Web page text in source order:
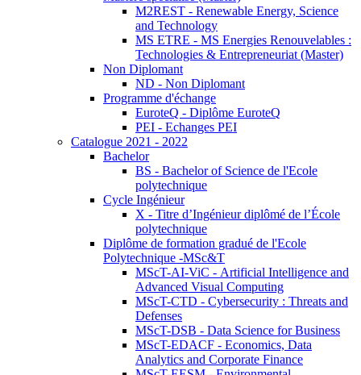
M2REST - Renewable Energy, Science
and Technology
MS ETRE - MS Energies Renouvelables :
Technologies & Entrepreneuriat (Master)
Non Diplomant
ND - Non Diplomant
Programme d'échange
EuroteQ - Diplôme EuroteQ
PEI - Echanges PEI
Catalogue 2021 - 2022
Bachelor
BS - Bachelor of Science de l'Ecole
polytechnique
Cycle Ingénieur
X - Titre d’Ingénieur diplômé de l’École
polytechnique
Diplôme de formation gradué de l'Ecole
Polytechnique -MSc&T
MScT-AI-ViC - Artificial Intelligence and
Advanced Visual Computing
MScT-CTD - Cybersecurity : Threats and
Defenses
MScT-DSB - Data Science for Business
MScT-EDACF - Economics, Data
Analytics and Corporate Finance